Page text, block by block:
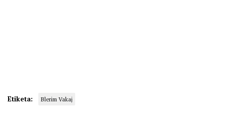
Etiketa: Blerim Vakaj